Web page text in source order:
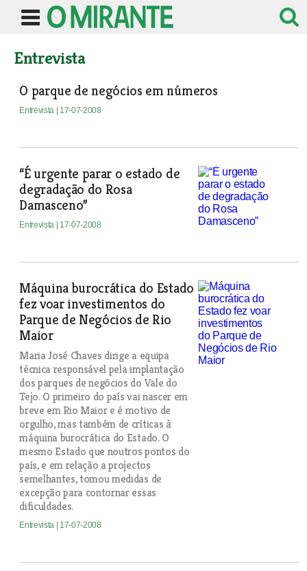
Entrevista
O parque de negócios em números
Entrevista | 17-07-2008
“É urgente parar o estado de
degradação do Rosa
Damasceno”
Entrevista | 17-07-2008
Máquina burocrática do Estado
fez voar investimentos do
Parque de Negócios de Rio
Maior
Maria José Chaves dirige a equipa
técnica responsável pela implantação
dos parques de negócios do Vale do
Tejo. O primeiro do país vai nascer em
breve em Rio Maior e é motivo de
orgulho, mas também de críticas à
máquina burocrática do Estado. O
mesmo Estado que noutros pontos do
país, e em relação a projectos
semelhantes, tomou medidas de
excepção para contornar essas
dificuldades.
Entrevista | 17-07-2008